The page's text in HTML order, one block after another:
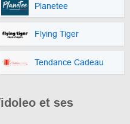
Planetee
Flying Tiger
Tendance Cadeau
et ses